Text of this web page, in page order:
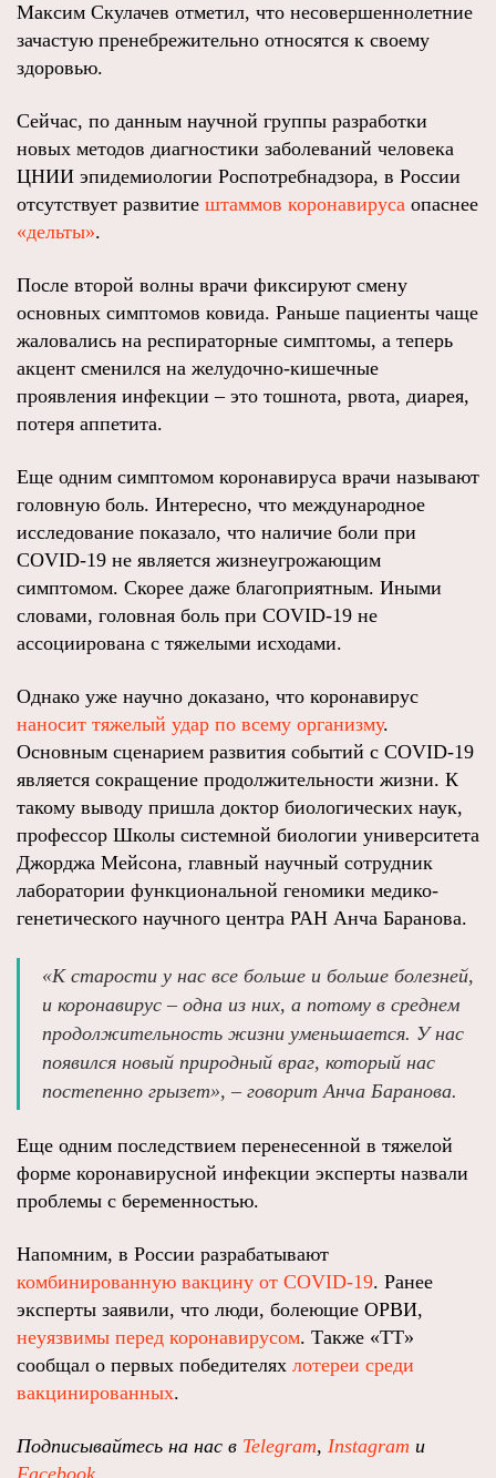
Максим Скулачев отметил, что несовершеннолетние
зачастую пренебрежительно относятся к своему
здоровью.
Сейчас, по данным научной группы разработки
новых методов диагностики заболеваний человека
ЦНИИ эпидемиологии Роспотребнадзора, в России
отсутствует развитие штаммов коронавируса опаснее
«дельты».
После второй волны врачи фиксируют смену
основных симптомов ковида. Раньше пациенты чаще
жаловались на респираторные симптомы, а теперь
акцент сменился на желудочно-кишечные
проявления инфекции – это тошнота, рвота, диарея,
потеря аппетита.
Еще одним симптомом коронавируса врачи называют
головную боль. Интересно, что международное
исследование показало, что наличие боли при
COVID-19 не является жизнеугрожающим
симптомом. Скорее даже благоприятным. Иными
словами, головная боль при COVID-19 не
ассоциирована с тяжелыми исходами.
Однако уже научно доказано, что коронавирус
наносит тяжелый удар по всему организму.
Основным сценарием развития событий с COVID-19
является сокращение продолжительности жизни. К
такому выводу пришла доктор биологических наук,
профессор Школы системной биологии университета
Джорджа Мейсона, главный научный сотрудник
лаборатории функциональной геномики медико-
генетического научного центра РАН Анча Баранова.
«К старости у нас все больше и больше болезней,
и коронавирус – одна из них, а потому в среднем
продолжительность жизни уменьшается. У нас
появился новый природный враг, который нас
постепенно грызет», – говорит Анча Баранова.
Еще одним последствием перенесенной в тяжелой
форме коронавирусной инфекции эксперты назвали
проблемы с беременностью.
Напомним, в России разрабатывают
комбинированную вакцину от COVID-19. Ранее
эксперты заявили, что люди, болеющие ОРВИ,
неуязвимы перед коронавирусом. Также «ТТ»
сообщал о первых победителях лотереи среди
вакцинированных.
Подписывайтесь на нас в Telegram, Instagram и
Facebook